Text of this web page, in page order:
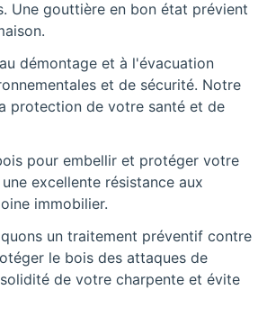
Une gouttière en bon état prévient
démontage et à l'évacuation
et de sécurité. Notre
protection de votre santé et de
pour embellir et protéger votre
excellente résistance aux
immobilier.
un traitement préventif contre
le bois des attaques de
de votre charpente et évite